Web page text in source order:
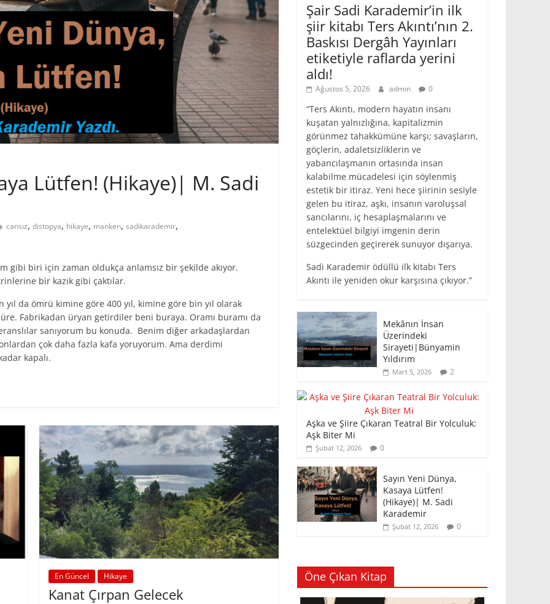
Lütfen! (Hikaye)| M. Sadi
cansız, distopya, hikaye, manken, sadikarademir,
gibi biri için zaman oldukça anlamsız bir şekilde akıyor.
bir kazık gibi çaktılar.
yıl da ömrü kimine göre 400 yıl, kimine göre bin yıl olarak
Fabrikadan üryan getirdiler beni buraya. Oramı buramı da
sanıyorum bu konuda. Benim diğer arkadaşlardan
çok daha fazla kafa yoruyorum. Ama derdimi
kapalı.
En Güncel Hikaye
Kanat Çırpan Gelecek
Şair Sadi Karademir’in ilk
şiir kitabı Ters Akıntı’nın 2.
Baskısı Dergâh Yayınları
etiketiyle raflarda yerini
aldı!
Ağustos 5, 2026 admin 0
“Ters Akıntı, modern hayatın insanı
kuşatan yalnızlığına, kapitalizmin
görünmez tahakkümüne karşı; savaşların,
göçlerin, adaletsizliklerin ve
yabancılaşmanın ortasında insan
kalabilme mücadelesi için söylenmiş
estetik bir itiraz. Yeni hece şiirinin sesiyle
gelen bu itiraz, aşkı, insanın varoluşsal
sancılarını, iç hesaplaşmalarını ve
entelektüel bilgiyi imgenin derin
süzgecinden geçirerek sunuyor dışarıya.
Sadi Karademir ödüllü ilk kitabı Ters
Akıntı ile yeniden okur karşısına çıkıyor.”
Mekânın İnsan
Üzerindeki
Sirayeti|Bünyamin
Yıldırım
Mart 5, 2026 2
Aşka ve Şiire Çıkaran Teatral Bir Yolculuk:
Aşk Biter Mi
Şubat 12, 2026 0
Sayın Yeni Dünya,
Kasaya Lütfen!
(Hikaye)| M. Sadi
Karademir
Şubat 12, 2026 0
Öne Çıkan Kitap